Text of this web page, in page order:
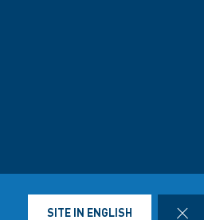
Condizioni di vendita e di consegna
SITE IN ENGLISH CLOSE